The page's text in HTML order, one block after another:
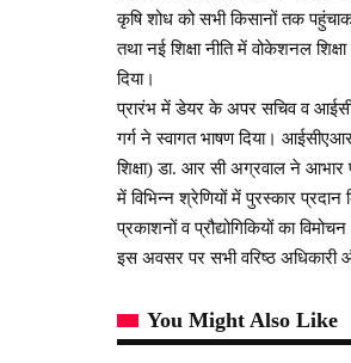
कृषि शोध को सभी किसानों तक
तथा नई शिक्षा नीति में वोकेशनल
दिया।
प्रारंभ में डेयर के अपर सचिव व
गर्ग ने स्वागत भाषण दिया।
शिक्षा) डा. आर सी अग्रवाल ने
में विभिन्न श्रेणियों में पुरस्कार प्रदान
प्रकाशनों व प्रौद्योगिकियों का विमोचन
इस अवसर पर सभी वरिष्‍ठ अधिकारी
You Might Also Like